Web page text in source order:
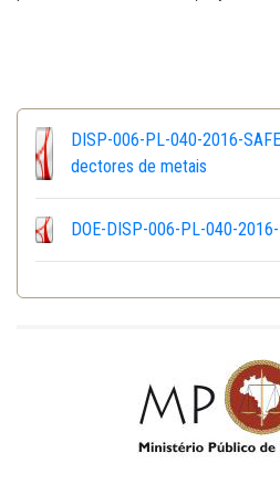
DISP-006-PL-040-2016-
dectores de metais
DOE-DISP-006-PL-040-